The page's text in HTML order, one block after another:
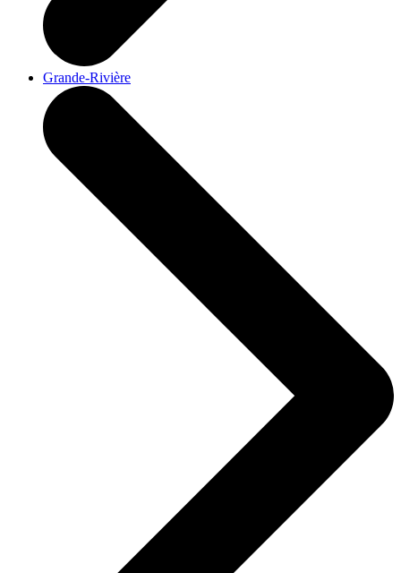
Grande-Rivière